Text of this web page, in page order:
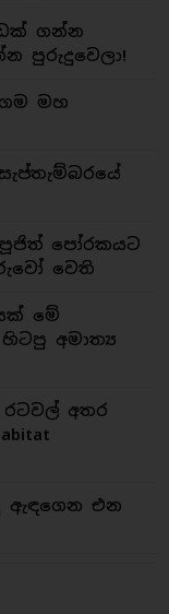
ගන්න
පුරුදුවෙලා!
මහ
පූජිත් පෝරකයට
වෙති
මේ
අමාත්‍ය
අතර
ඇඳගෙන එන